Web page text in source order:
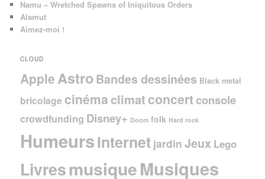
Namu – Wretched Spawns of Iniquitous Orders
Alamut
Aimez-moi !
CLOUD
Apple AstroBandes dessinées Black metal
bricolage cinéma climat concertconsole
crowdfunding Disney+ Doom folk Hard rock
HumeursInternet jardin Jeux Lego
LivresmusiqueMusiques